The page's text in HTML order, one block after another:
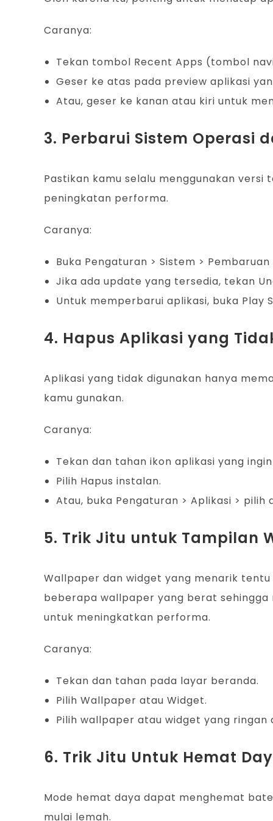
Caranya:
Tekan tombol Recent Apps (tombol
Geser ke atas pada preview aplikasi
Atau, geser ke kanan atau kiri untuk
3. Perbarui Sistem Operasi
Pastikan kamu selalu menggunakan
peningkatan performa.
Caranya:
Buka Pengaturan > Sistem >
Jika ada update yang tersedia, tekan
Untuk memperbarui aplikasi, buka Play
4. Hapus Aplikasi yang
Aplikasi yang tidak digunakan hanya
kamu gunakan.
Caranya:
Tekan dan tahan ikon aplikasi yang
Pilih Hapus instalan.
Atau, buka Pengaturan > Aplikasi > pilih
5. Trik Jitu untuk Tampilan
Wallpaper dan widget yang menarik
beberapa wallpaper yang berat
untuk meningkatkan performa.
Caranya:
Tekan dan tahan pada layar beranda.
Pilih Wallpaper atau Widget.
Pilih wallpaper atau widget yang ringan
6. Trik Jitu Untuk Hemat
Mode hemat daya dapat menghemat
mulai lemah.